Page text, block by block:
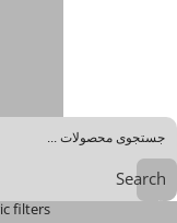
Generic filters